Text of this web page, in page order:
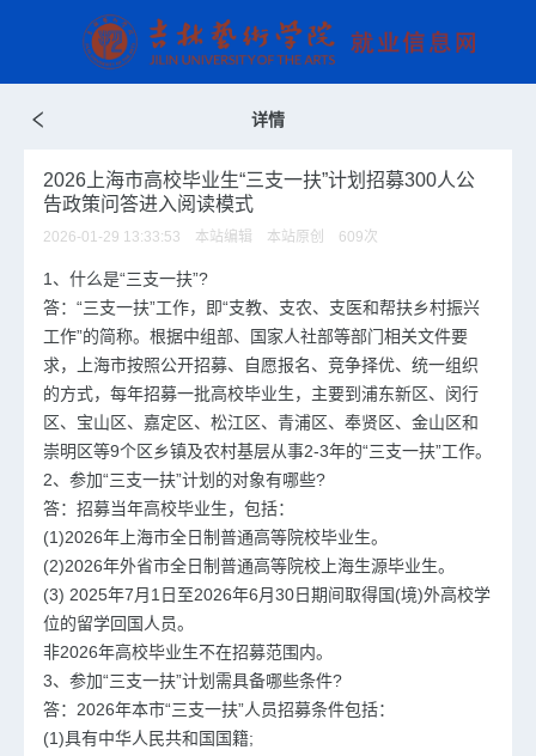
详情
2026上海市高校毕业生“三支一扶”计划招募300人公
告政策问答进入阅读模式
2026-01-29 13:33:53 本站编辑 本站原创 609次
1、什么是“三支一扶”?
答：“三支一扶”工作，即“支教、支农、支医和帮扶乡村振兴
工作”的简称。根据中组部、国家人社部等部门相关文件要
求，上海市按照公开招募、自愿报名、竞争择优、统一组织
的方式，每年招募一批高校毕业生，主要到浦东新区、闵行
区、宝山区、嘉定区、松江区、青浦区、奉贤区、金山区和
崇明区等9个区乡镇及农村基层从事2-3年的“三支一扶”工作。
2、参加“三支一扶”计划的对象有哪些?
答：招募当年高校毕业生，包括：
(1)2026年上海市全日制普通高等院校毕业生。
(2)2026年外省市全日制普通高等院校上海生源毕业生。
(3) 2025年7月1日至2026年6月30日期间取得国(境)外高校学
位的留学回国人员。
非2026年高校毕业生不在招募范围内。
3、参加“三支一扶”计划需具备哪些条件?
答：2026年本市“三支一扶”人员招募条件包括：
(1)具有中华人民共和国国籍;